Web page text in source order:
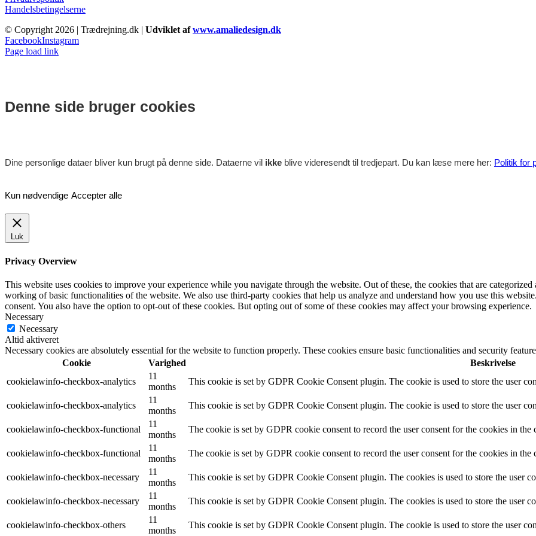
Handelsbetingelserne
© Copyright 2026 | Trædrejning.dk | Udviklet afwww.amaliedesign.dk
FacebookInstagram
Page load link
Denne side bruger cookies
Dine personlige dataer bliver kun brugt på denne side. Dataerne vil ikke blive videresendt til tredjepart. Du kan læse mere her: Politik for
Kun nødvendige Accepter alle
Luk
Privacy Overview
This website uses cookies to improve your experience while you navigate through the website. Out of these, the cookies that are categorized
working of basic functionalities of the website. We also use third-party cookies that help us analyze and understand how you use this
consent. You also have the option to opt-out of these cookies. But opting out of some of these cookies may affect your browsing experience.
Necessary
Necessary
Altid aktiveret
Necessary cookies are absolutely essential for the website to function properly. These cookies ensure basic functionalities and security
Cookie
Varighed
Beskrivelse
cookielawinfo-checkbox-analytics
11
months
This cookie is set by GDPR Cookie Consent plugin. The cookie is used to store the user
cookielawinfo-checkbox-analytics
11
months
This cookie is set by GDPR Cookie Consent plugin. The cookie is used to store the user
cookielawinfo-checkbox-functional
11
months
The cookie is set by GDPR cookie consent to record the user consent for the cookies in
cookielawinfo-checkbox-functional
11
months
The cookie is set by GDPR cookie consent to record the user consent for the cookies in
cookielawinfo-checkbox-necessary
11
months
This cookie is set by GDPR Cookie Consent plugin. The cookies is used to store the user
cookielawinfo-checkbox-necessary
11
months
This cookie is set by GDPR Cookie Consent plugin. The cookies is used to store the user
cookielawinfo-checkbox-others
11
months
This cookie is set by GDPR Cookie Consent plugin. The cookie is used to store the user